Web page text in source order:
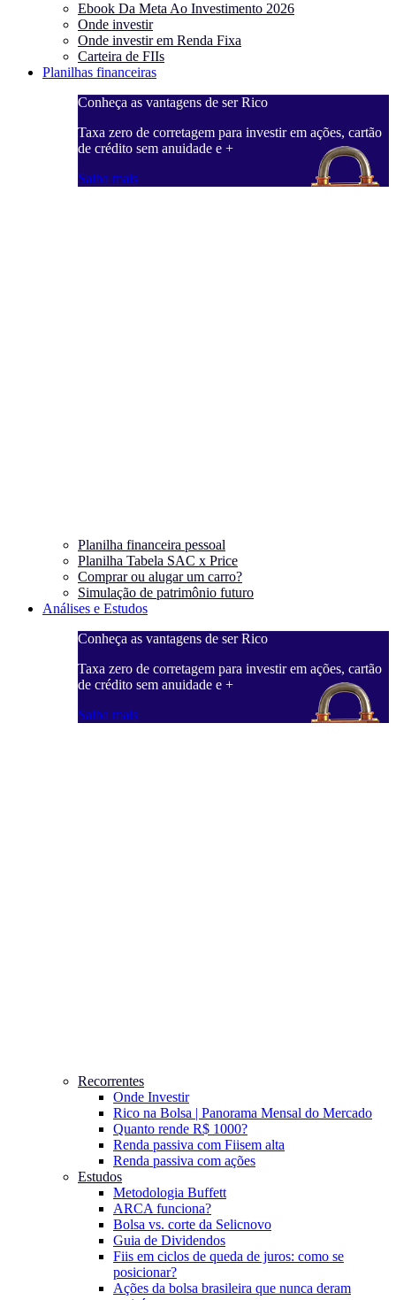
Ebook Da Meta Ao Investimento 2026
Onde investir
Onde investir em Renda Fixa
Carteira de FIIs
Planilhas financeiras
Conheça as vantagens de ser Rico
Taxa zero de corretagem para investir em ações, cartão
de crédito sem anuidade e +
Saiba mais
Planilha financeira pessoal
Planilha Tabela SAC x Price
Comprar ou alugar um carro?
Simulação de patrimônio futuro
Análises e Estudos
Conheça as vantagens de ser Rico
Taxa zero de corretagem para investir em ações, cartão
de crédito sem anuidade e +
Saiba mais
Recorrentes
Onde Investir
Rico na Bolsa | Panorama Mensal do Mercado
Quanto rende R$ 1000?
Renda passiva com Fiisem alta
Renda passiva com ações
Estudos
Metodologia Buffett
ARCA funciona?
Bolsa vs. corte da Selicnovo
Guia de Dividendos
Fiis em ciclos de queda de juros: como se
posicionar?
Ações da bolsa brasileira que nunca deram